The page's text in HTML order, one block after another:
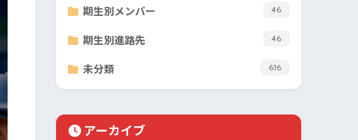
期生別メンバー 46
期生別進路先 46
未分類 616
アーカイブ